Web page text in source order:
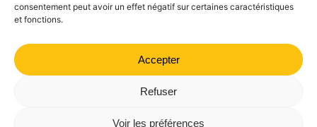
consentement peut avoir un effet négatif sur certaines caractéristiques
et fonctions.
Accepter
Refuser
Voir les préférences
© Direction de l'information légale et administrative
comarquage developpé par
21 40 70